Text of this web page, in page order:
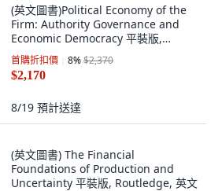
(英文圖書)Political Economy of the
Firm: Authority Governance and
Economic Democracy 平裝版,
Routledge, 英文
首購折扣價 8%$2,370
$2,170
8/19 預計送達
(英文圖書) The Financial
Foundations of Production and
Uncertainty 平裝版, Routledge, 英文